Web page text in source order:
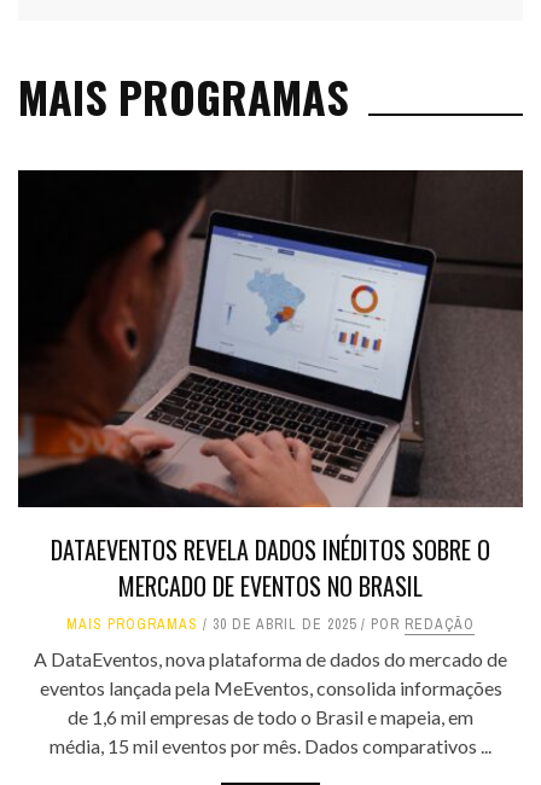
MAIS PROGRAMAS
DATAEVENTOS REVELA DADOS INÉDITOS SOBRE O
MERCADO DE EVENTOS NO BRASIL
MAIS PROGRAMAS 30 DE ABRIL DE 2025 POR REDAÇÃO
A DataEventos, nova plataforma de dados do mercado de
eventos lançada pela MeEventos, consolida informações
de 1,6 mil empresas de todo o Brasil e mapeia, em
média, 15 mil eventos por mês. Dados comparativos ...